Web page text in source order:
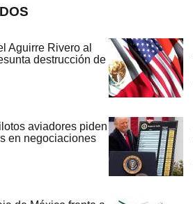
Aguirre Rivero al
destrucción de
aviadores piden
en negociaciones